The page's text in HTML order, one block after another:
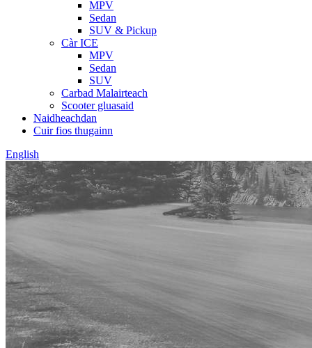
MPV
Sedan
SUV & Pickup
Càr ICE
MPV
Sedan
SUV
Carbad Malairteach
Scooter gluasaid
Naidheachdan
Cuir fios thugainn
English